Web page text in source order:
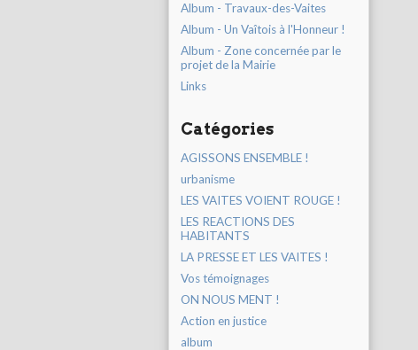
Album - Travaux-des-Vaites
Album - Un Vaîtois à l'Honneur !
Album - Zone concernée par le
projet de la Mairie
Links
Catégories
AGISSONS ENSEMBLE !
urbanisme
LES VAITES VOIENT ROUGE !
LES REACTIONS DES
HABITANTS
LA PRESSE ET LES VAITES !
Vos témoignages
ON NOUS MENT !
Action en justice
album